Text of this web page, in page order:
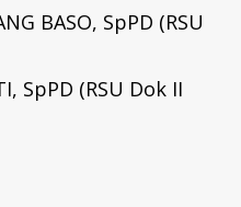
BASO, SpPD (RSU
SpPD (RSU Dok II